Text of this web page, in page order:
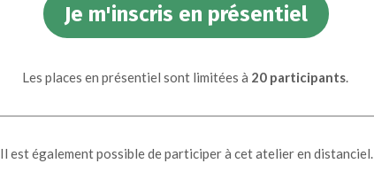
Je m'inscris en présentiel
Les places en présentiel sont limitées à 20 participants.
Il est également possible de participer à cet atelier en distanciel.